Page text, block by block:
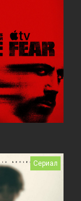
Сериал